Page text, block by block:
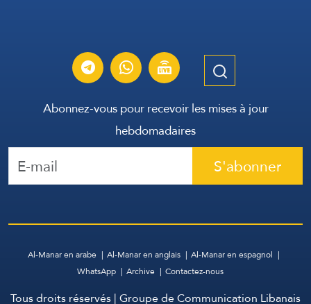
Abonnez-vous pour recevoir les mises à jour
hebdomadaires
S'abonner
Al-Manar en arabe Al-Manar en anglais
Al-Manar en espagnol
WhatsApp
Archive Contactez-nous